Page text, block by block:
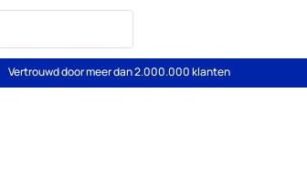
Vertrouwd door meer dan 2.000.000 klanten